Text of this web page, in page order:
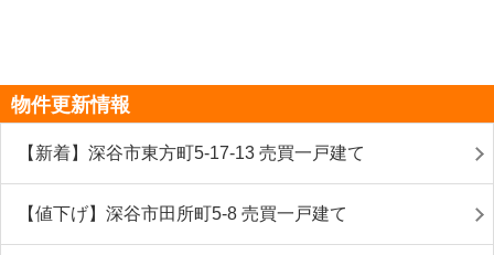
物件更新情報
【新着】深谷市東方町5-17-13 売買一戸建て
【値下げ】深谷市田所町5-8 売買一戸建て